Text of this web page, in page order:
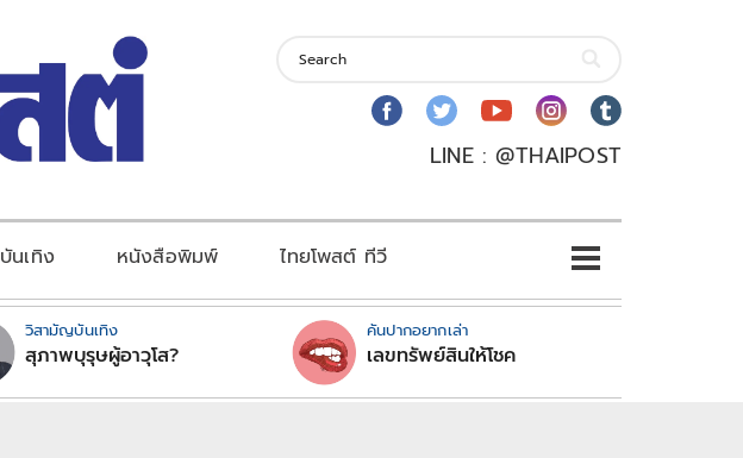
LINE : @THAIPOST
บันเทิง หนังสือพิมพ์ ไทยโพสต์ ทีวี
วิสามัญบันเทิง
สุภาพบุรุษผู้อาวุโส?
คันปากอยากเล่า
เลขทรัพย์สินให้โชค